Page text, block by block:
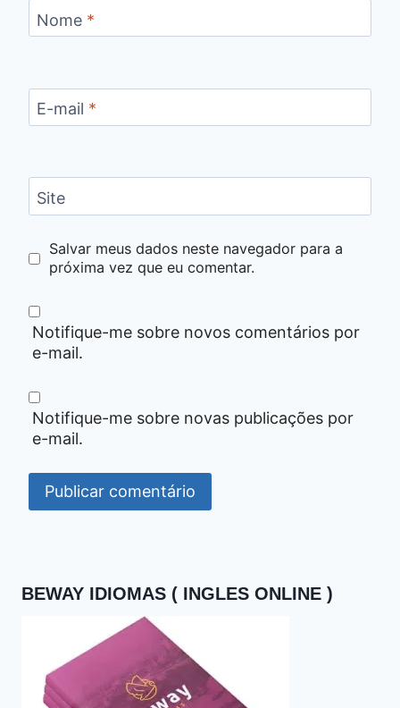
Nome *
E-mail *
Site
Salvar meus dados neste navegador para a
próxima vez que eu comentar.
Notifique-me sobre novos comentários por
e-mail.
Notifique-me sobre novas publicações por
e-mail.
BEWAY IDIOMAS ( INGLES ONLINE )